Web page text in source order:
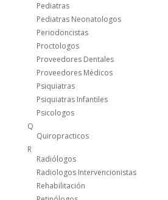
Pediatras
Pediatras Neonatologos
Periodoncistas
Proctologos
Proveedores Dentales
Proveedores Médicos
Psiquiatras
Psiquiatras Infantiles
Psicologos
Q
Quiropracticos
R
Radiólogos
Radiologos Intervencionistas
Rehabilitación